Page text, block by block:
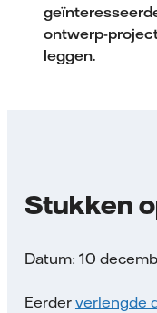
ontwerp-
leggen.
Stukken
Datum: 10
Eerder verlengde